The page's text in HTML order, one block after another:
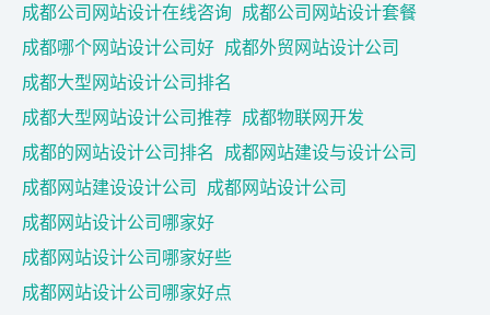
成都公司网站设计在线咨询 成都公司网站设计套餐
成都哪个网站设计公司好 成都外贸网站设计公司
成都大型网站设计公司排名
成都大型网站设计公司推荐 成都物联网开发
成都的网站设计公司排名 成都网站建设与设计公司
成都网站建设设计公司 成都网站设计公司
成都网站设计公司哪家好
成都网站设计公司哪家好些
成都网站设计公司哪家好点